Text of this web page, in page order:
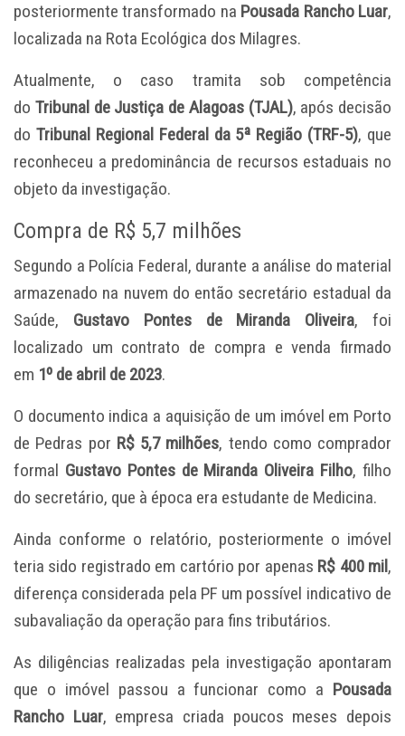
posteriormente transformado na Pousada Rancho Luar,
localizada na Rota Ecológica dos Milagres.
Atualmente, o caso tramita sob competência
do Tribunal de Justiça de Alagoas (TJAL), após decisão
do Tribunal Regional Federal da 5ª Região (TRF-5), que
reconheceu a predominância de recursos estaduais no
objeto da investigação.
Compra de R$ 5,7 milhões
Segundo a Polícia Federal, durante a análise do material
armazenado na nuvem do então secretário estadual da
Saúde, Gustavo Pontes de Miranda Oliveira, foi
localizado um contrato de compra e venda firmado
em 1º de abril de 2023.
O documento indica a aquisição de um imóvel em Porto
de Pedras por R$ 5,7 milhões, tendo como comprador
formal Gustavo Pontes de Miranda Oliveira Filho, filho
do secretário, que à época era estudante de Medicina.
Ainda conforme o relatório, posteriormente o imóvel
teria sido registrado em cartório por apenas R$ 400 mil,
diferença considerada pela PF um possível indicativo de
subavaliação da operação para fins tributários.
As diligências realizadas pela investigação apontaram
que o imóvel passou a funcionar como a Pousada
Rancho Luar, empresa criada poucos meses depois